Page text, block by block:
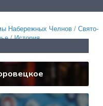
Набережных Челнов / Свято-
/История